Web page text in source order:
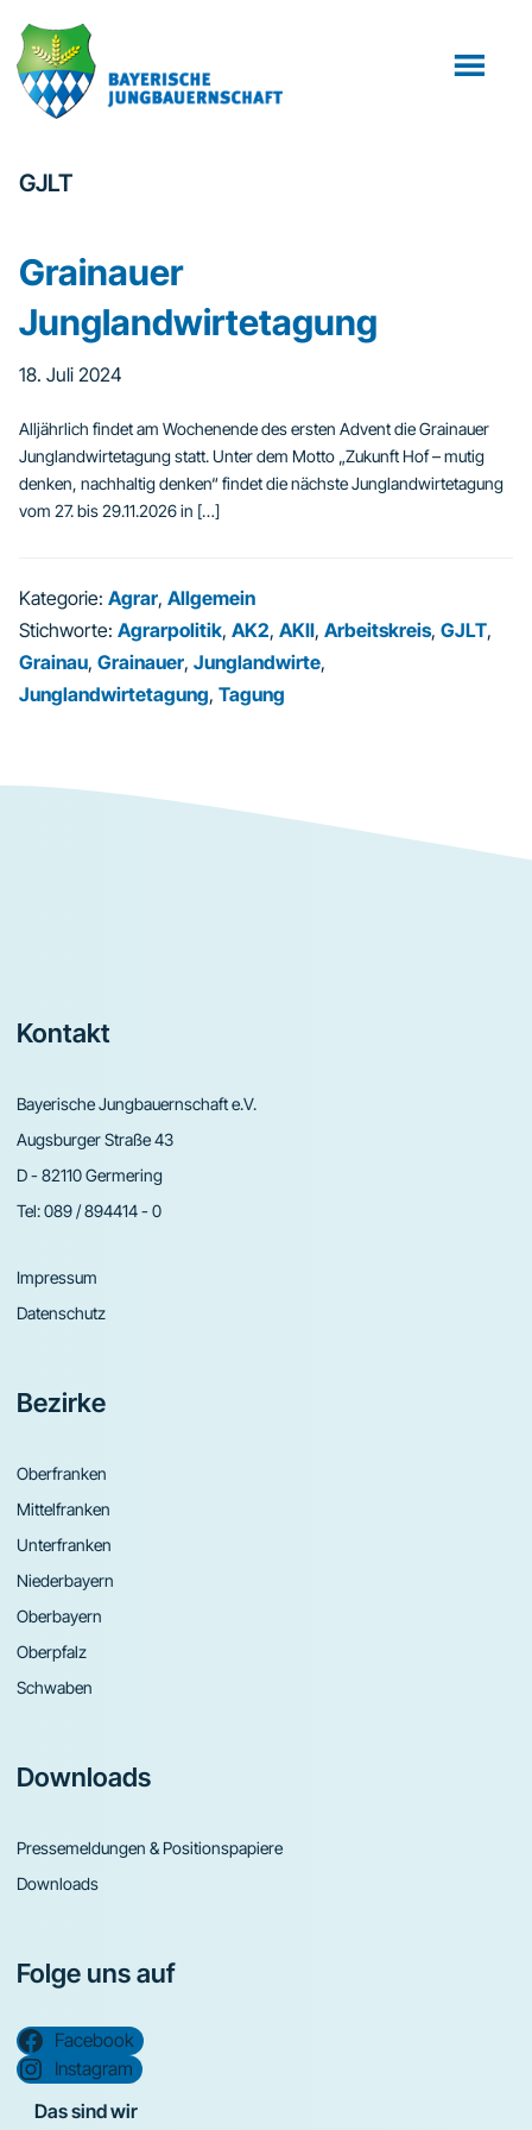
Inhalt
springen
Fußzeile
springen
GJLT
Grainauer
Junglandwirtetagung
18. Juli 2024
Alljährlich findet am Wochenende des ersten Advent die Grainauer
Junglandwirtetagung statt. Unter dem Motto „Zukunft Hof – mutig
denken, nachhaltig denken“ findet die nächste Junglandwirtetagung
vom 27. bis 29.11.2026 in […]
Kategorie: Agrar, Allgemein
Stichworte: Agrarpolitik, AK2, AKII, Arbeitskreis, GJLT,
Grainau, Grainauer, Junglandwirte,
Junglandwirtetagung, Tagung
Footer
Kontakt
Bayerische Jungbauernschaft e.V.
Augsburger Straße 43
D - 82110 Germering
Tel:089 / 894414 - 0
Impressum
Datenschutz
Bezirke
Oberfranken
Mittelfranken
Unterfranken
Niederbayern
Oberbayern
Oberpfalz
Schwaben
Downloads
Pressemeldungen & Positionspapiere
Downloads
Folge uns auf
Facebook
Instagram
Das sind wir